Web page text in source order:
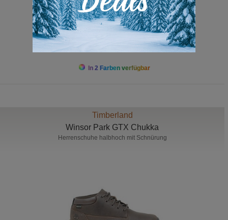
In 2 Farben verfügbar
Timberland
Winsor Park GTX Chukka
Herrenschuhe halbhoch mit Schnürung